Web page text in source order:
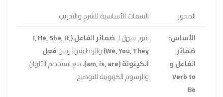
المحور
السمات الأساسية للشرح والتدريب
الأساس:
ضمائر
الفاعل و
Verb to
Be
شرح سهل لـ
ضمائر الفاعل (I, He, She, It,
We, You, They) والربط بينها وبينفعل
الكينونة (am, is, are)
، مع استخدام الألوان
والرسوم الكرتونية للتوضيح.